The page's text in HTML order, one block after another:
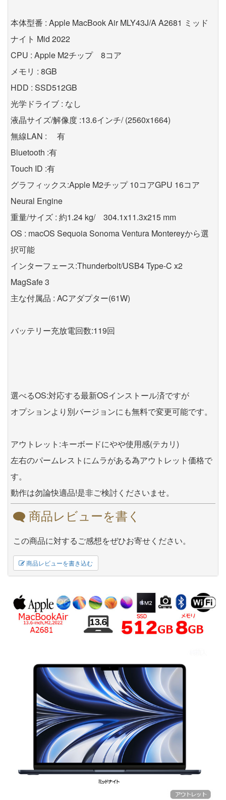
本体型番 : Apple MacBook Air MLY43J/A A2681 ミッド
ナイト Mid 2022
CPU : Apple M2チップ 8コア
メモリ : 8GB
HDD : SSD512GB
光学ドライブ : なし
液晶サイズ/解像度 :13.6インチ/ (2560x1664)
無線LAN : 有
Bluetooth :有
Touch ID :有
グラフィックス:Apple M2チップ 10コアGPU 16コア
Neural Engine
重量/サイズ : 約1.24 kg/ 304.1x11.3x215 mm
OS : macOS Sequoia Sonoma Ventura Montereyから選
択可能
インターフェース:Thunderbolt/USB4 Type-C x2
MagSafe 3
主な付属品 : ACアダプター(61W)
バッテリー充放電回数:119回
選べるOS:対応する最新OSインストール済ですが
オプションより別バージョンにも無料で変更可能です。
アウトレット:キーボードにやや使用感(テカリ)
左右のパームレストにムラがある為アウトレット価格で
す。
動作は勿論快適品!是非ご検討くださいませ。
商品レビューを書く
この商品に対するご感想をぜひお寄せください。
商品レビューを書き込む